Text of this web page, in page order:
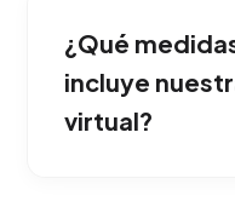
cliente finalice su
¿Qué
incluye
virtual?